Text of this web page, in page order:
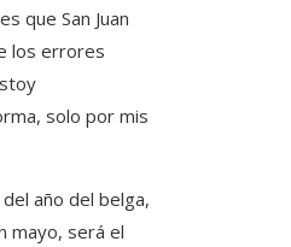
que San Juan
los errores
solo por mis
año del belga,
mayo, será el